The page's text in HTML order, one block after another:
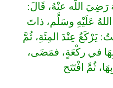
رَضِيَ اللَّه عنْهُ، قَالَ:
عَلَيْهِ وسَلَّم، ذاتَ
يَرْكَعُ عِنْدَ المِئَةِ، ثُمَّ
في ركْعَةٍ، فمَضَى،
ثُمَّ افْتَتَح